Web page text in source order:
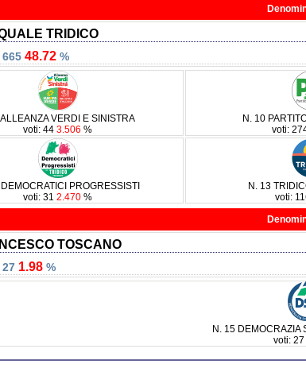
TRIDICO
48.72 %
ALLEANZA VERDI E SINISTRA
voti: 44 3.506 %
N. 10
voti:
PROGRESSISTI
voti: 31 2.470 %
N. 13
voti:
TOSCANO
1.98 %
N. 15 DEMOCRAZIA
voti: 27